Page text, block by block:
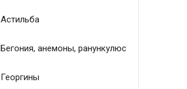
Астильба
Бегония, анемоны, ранункулюс
Георгины